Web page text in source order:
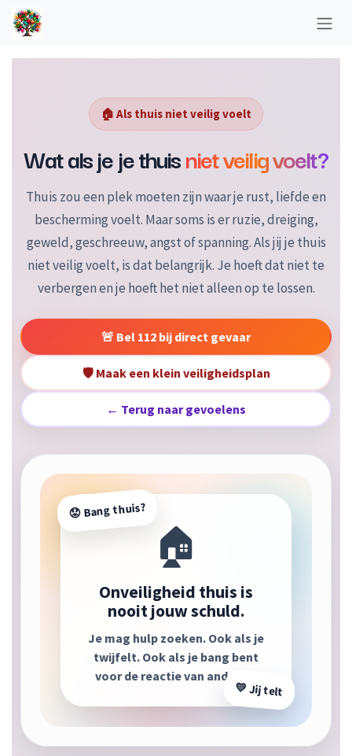
Overslaan naar inhoud
🏠 Als thuis niet veilig voelt
Wat als je je thuisniet veilig voelt?
Thuis zou een plek moeten zijn waar je rust, liefde en
bescherming voelt. Maar soms is er ruzie, dreiging,
geweld, geschreeuw, angst of spanning. Als jij je thuis
niet veilig voelt, is dat belangrijk. Je hoeft dat niet te
verbergen en je hoeft het niet alleen op te lossen.
🚨 Bel 112 bij direct gevaar
🛡️ Maak een klein veiligheidsplan
← Terug naar gevoelens
😟 Bang thuis?
💛 Jij telt
🏠
Onveiligheid thuis is
nooit jouw schuld.
Je mag hulp zoeken. Ook als je
twijfelt. Ook als je bang bent
voor de reactie van anderen.